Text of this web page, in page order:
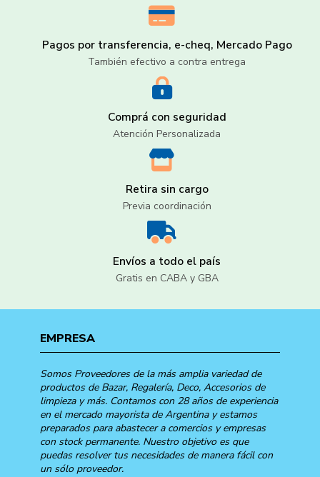
Pagos por transferencia, e-cheq, Mercado Pago
También efectivo a contra entrega
Comprá con seguridad
Atención Personalizada
Retira sin cargo
Previa coordinación
Envíos a todo el país
Gratis en CABA y GBA
EMPRESA
Somos Proveedores de la más amplia variedad de
productos de Bazar, Regalería, Deco, Accesorios de
limpieza y más. Contamos con 28 años de experiencia
en el mercado mayorista de Argentina y estamos
preparados para abastecer a comercios y empresas
con stock permanente. Nuestro objetivo es que
puedas resolver tus necesidades de manera fácil con
un sólo proveedor.